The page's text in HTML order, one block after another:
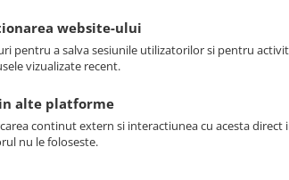
website-ului
pentru a salva sesiunile utilizatorilor si pentru
vizualizate recent.
alte platforme
continut extern si interactiunea cu acesta
nu le foloseste.